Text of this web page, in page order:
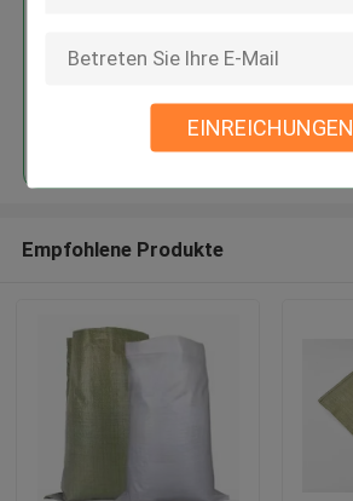
EINREICHUNGEN
Fortsetzen
Empfohlene Produkte